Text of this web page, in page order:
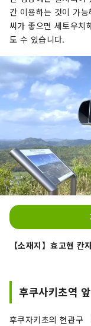
간 이용하는 것이 가
씨가 좋으면 세토우치
도 수 있습니다.
【소재지】효고현
후쿠사키초역
후쿠자키초의 현관구